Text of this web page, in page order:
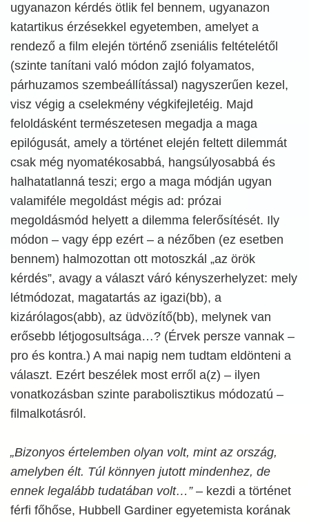
ugyanazon kérdés ötlik fel bennem, ugyanazon
katartikus érzésekkel egyetemben, amelyet a
rendező a film elején történő zseniális feltételétől
(szinte tanítani való módon zajló folyamatos,
párhuzamos szembeállítással) nagyszerűen kezel,
visz végig a cselekmény végkifejletéig. Majd
feloldásként természetesen megadja a maga
epilógusát, amely a történet elején feltett dilemmát
csak még nyomatékosabbá, hangsúlyosabbá és
halhatatlanná teszi; ergo a maga módján ugyan
valamiféle megoldást mégis ad: prózai
megoldásmód helyett a dilemma felerősítését. Ily
módon – vagy épp ezért – a nézőben (ez esetben
bennem) halmozottan ott motoszkál „az örök
kérdés”, avagy a választ váró kényszerhelyzet: mely
létmódozat, magatartás az igazi(bb), a
kizárólagos(abb), az üdvözítő(bb), melynek van
erősebb létjogosultsága…? (Érvek persze vannak –
pro és kontra.) A mai napig nem tudtam eldönteni a
választ. Ezért beszélek most erről a(z) – ilyen
vonatkozásban szinte parabolisztikus módozatú –
filmalkotásról.
„Bizonyos értelemben olyan volt, mint az ország,
amelyben élt. Túl könnyen jutott mindenhez, de
ennek legalább tudatában volt…”– kezdi a történet
férfi főhőse, Hubbell Gardiner egyetemista korának